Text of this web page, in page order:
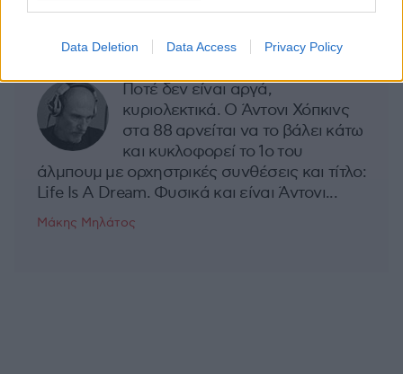
Data Deletion Data Access Privacy Policy
MOOD OF THE DAY
Ποτέ δεν είναι αργά,
κυριολεκτικά. Ο Άντονι Χόπκινς
στα 88 αρνείται να το βάλει κάτω
και κυκλοφορεί το 1ο του
άλμπουμ με ορχηστρικές συνθέσεις και τίτλο:
Life Is A Dream. Φυσικά και είναι Άντονι...
Μάκης Μηλάτος